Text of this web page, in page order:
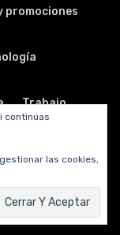
promociones
Trabajo
continúas
las cookies,